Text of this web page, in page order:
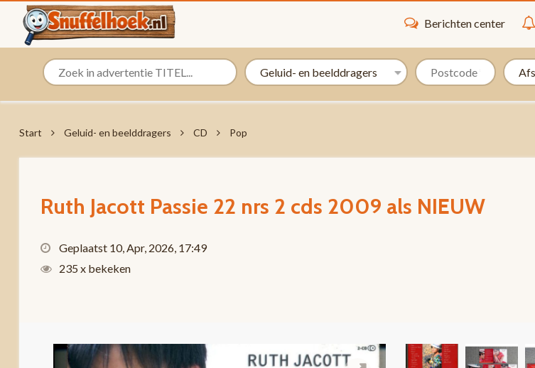
Berichten center
Start Geluid- en beelddragers CD Pop
Ruth Jacott Passie 22 nrs 2 cds 2009 als NIEUW
Geplaatst 10, Apr, 2026, 17:49
235 x bekeken